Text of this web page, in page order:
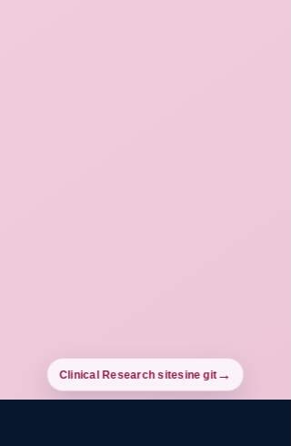
Clinical Research sitesine git